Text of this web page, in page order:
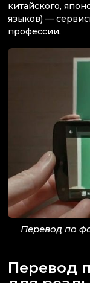
китайского,
языков) —
профессии.
Перевод по
Перевод